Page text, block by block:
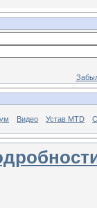
Видео Устав MTD